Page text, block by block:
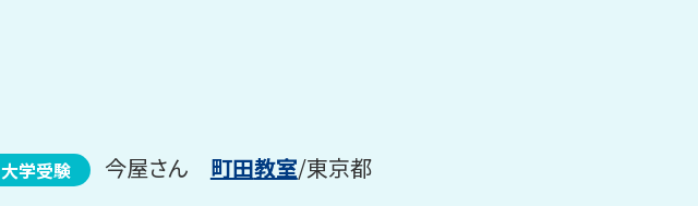
大学受験 今屋さん 町田教室/東京都